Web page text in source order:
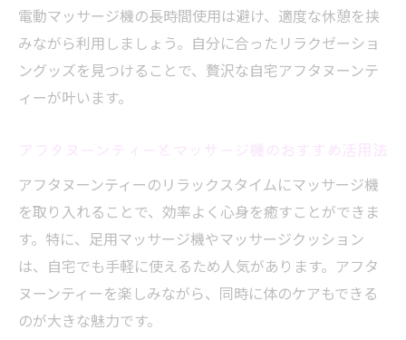
電動マッサージ機の長時間使用は避け、適度な休憩を挟
みながら利用しましょう。自分に合ったリラクゼーショ
ングッズを見つけることで、贅沢な自宅アフタヌーンテ
ィーが叶います。
アフタヌーンティーのリラックスタイムにマッサージ機
を取り入れることで、効率よく心身を癒すことができま
す。特に、足用マッサージ機やマッサージクッション
は、自宅でも手軽に使えるため人気があります。アフタ
ヌーンティーを楽しみながら、同時に体のケアもできる
のが大きな魅力です。